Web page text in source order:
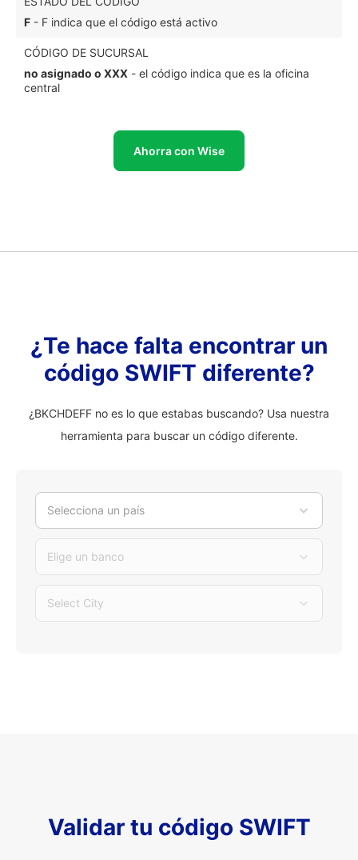
F - F indica que el código está activo
CÓDIGO DE SUCURSAL
no asignado o XXX - el código indica que es la oficina
central
Ahorra con Wise
¿Te hace falta encontrar un
código SWIFT diferente?
¿BKCHDEFF no es lo que estabas buscando? Usa nuestra
herramienta para buscar un código diferente.
Selecciona un país
Elige un banco
Select City
Validar tu código SWIFT